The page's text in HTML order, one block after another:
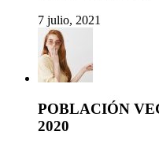
7 julio, 2021
POBLACIÓN
2020